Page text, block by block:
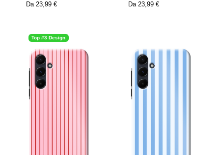
Da 23,99 €
Da 23,99 €
Top #3 Design